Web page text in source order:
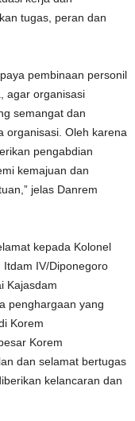
tugas, peran dan
pembinaan personil
agar organisasi
semangat dan
organisasi. Oleh karena
pengabdian
kemajuan dan
jelas Danrem
kepada Kolonel
Itdam IV/Diponegoro
Kajasdam
penghargaan yang
Korem
Korem
dan selamat bertugas
kelancaran dan